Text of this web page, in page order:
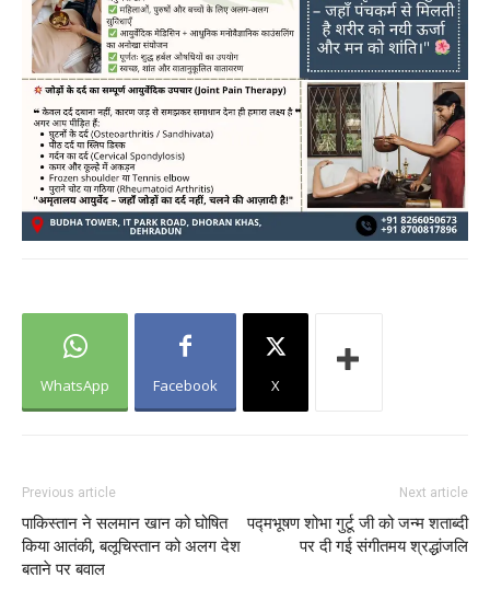
WhatsApp Facebook X
Previous article
पाकिस्तान ने सलमान खान को घोषित
किया आतंकी, बलूचिस्तान को अलग देश
बताने पर बवाल
Next article
पद्मभूषण शोभा गुर्टू जी को जन्म शताब्दी
पर दी गई संगीतमय श्रद्धांजलि